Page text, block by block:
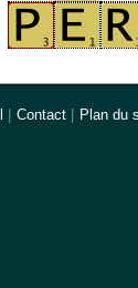
Contact Plan du